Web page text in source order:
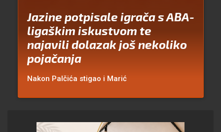
Jazine potpisale igrača s ABA-
ligaškim iskustvom te
najavili dolazak još nekoliko
pojačanja
Nakon Palčića stigao i Marić